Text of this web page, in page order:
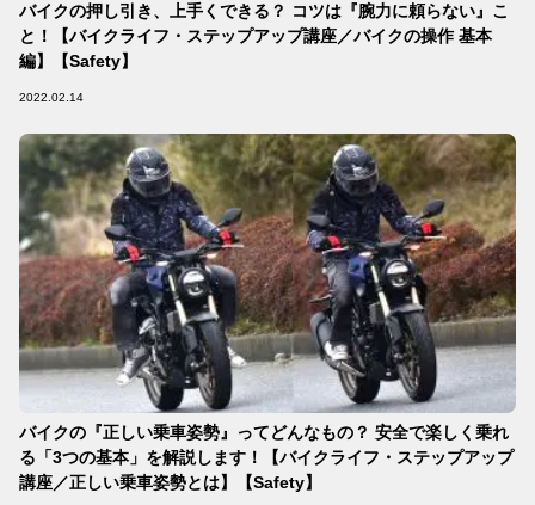
バイクの押し引き、上手くできる？ コツは『腕力に頼らない』こ
と！【バイクライフ・ステップアップ講座／バイクの操作 基本
編】【Safety】
2022.02.14
バイクの『正しい乗車姿勢』ってどんなもの？ 安全で楽しく乗れ
る「3つの基本」を解説します！【バイクライフ・ステップアップ
講座／正しい乗車姿勢とは】【Safety】